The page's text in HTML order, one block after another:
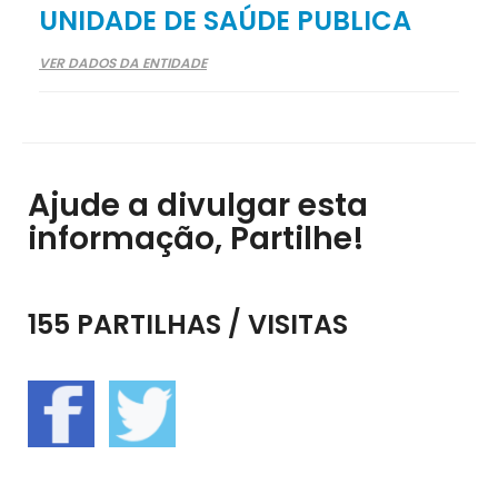
UNIDADE DE SAÚDE PUBLICA
VER DADOS DA ENTIDADE
Ajude a divulgar esta
informação, Partilhe!
155 PARTILHAS / VISITAS